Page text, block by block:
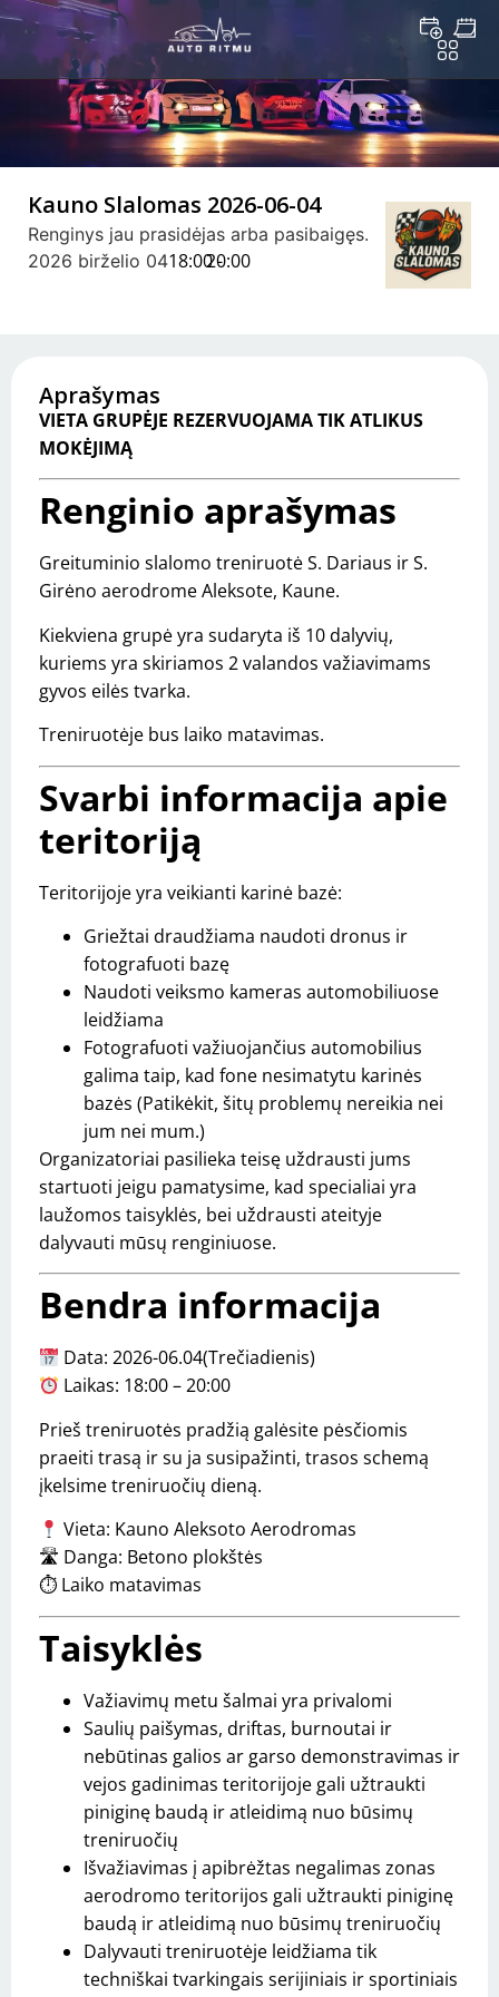
Kauno Slalomas 2026-06-04
Renginys jau prasidėjas arba pasibaigęs.
2026 birželio 0418:00 -20:00
Aprašymas
VIETA GRUPĖJE REZERVUOJAMA TIK ATLIKUS
MOKĖJIMĄ
Renginio aprašymas
Greituminio slalomo treniruotė S. Dariaus ir S.
Girėno aerodrome Aleksote, Kaune.
Kiekviena grupė yra sudaryta iš 10 dalyvių,
kuriems yra skiriamos 2 valandos važiavimams
gyvos eilės tvarka.
Treniruotėje bus laiko matavimas.
Svarbi informacija apie
teritoriją
Teritorijoje yra veikianti karinė bazė:
Griežtai draudžiama naudoti dronus ir
fotografuoti bazę
Naudoti veiksmo kameras automobiliuose
leidžiama
Fotografuoti važiuojančius automobilius
galima taip, kad fone nesimatytu karinės
bazės (Patikėkit, šitų problemų nereikia nei
jum nei mum.)
Organizatoriai pasilieka teisę uždrausti jums
startuoti jeigu pamatysime, kad specialiai yra
laužomos taisyklės, bei uždrausti ateityje
dalyvauti mūsų renginiuose.
Bendra informacija
Data: 2026-06.04(Trečiadienis)
Laikas: 18:00 – 20:00
Prieš treniruotės pradžią galėsite pėsčiomis
praeiti trasą ir su ja susipažinti, trasos schemą
įkelsime treniruočių dieną.
Vieta: Kauno Aleksoto Aerodromas
🛣 Danga: Betono plokštės
⏱ Laiko matavimas
Taisyklės
Važiavimų metu šalmai yra privalomi
Saulių paišymas, driftas, burnoutai ir
nebūtinas galios ar garso demonstravimas ir
vejos gadinimas teritorijoje gali užtraukti
piniginę baudą ir atleidimą nuo būsimų
treniruočių
Išvažiavimas į apibrėžtas negalimas zonas
aerodromo teritorijos gali užtraukti piniginę
baudą ir atleidimą nuo būsimų treniruočių
Dalyvauti treniruotėje leidžiama tik
techniškai tvarkingais serijiniais ir sportiniais